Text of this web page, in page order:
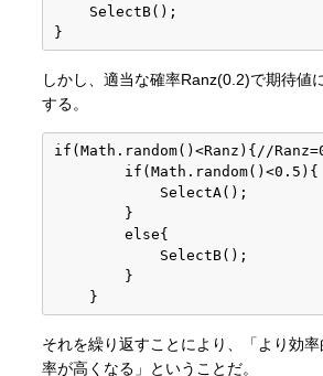
    SelectB();
しかし、適当な確率Ranz(0.2)で期待値
する。
if(Math.random()<Ranz){//
        if(Math.random()<0.5){
            SelectA();
        }
        else{
            SelectB();
        }
    }
それを繰り返すことにより、「より効
率が高くなる」ということだ。